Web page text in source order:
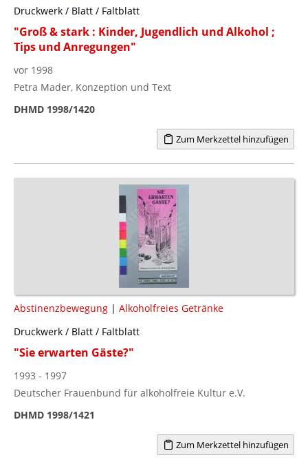
Druckwerk / Blatt / Faltblatt
"Groß & stark : Kinder, Jugendlich und Alkohol ;
Tips und Anregungen"
vor 1998
Petra Mader, Konzeption und Text
DHMD 1998/1420
Zum Merkzettel hinzufügen
Abstinenzbewegung | Alkoholfreies Getränke
Druckwerk / Blatt / Faltblatt
"Sie erwarten Gäste?"
1993 - 1997
Deutscher Frauenbund für alkoholfreie Kultur e.V.
DHMD 1998/1421
Zum Merkzettel hinzufügen